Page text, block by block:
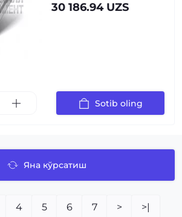
30 186.94 UZS
Sotib oling
Яна кўрсатиш
4 5 6 7 > >|